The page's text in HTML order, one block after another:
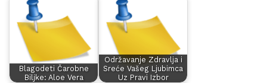
Blagodeti Čarobne
Biljke: Aloe Vera
Održavanje Zdravlja i
Sreće Vašeg Ljubimca
Uz Pravi Izbor